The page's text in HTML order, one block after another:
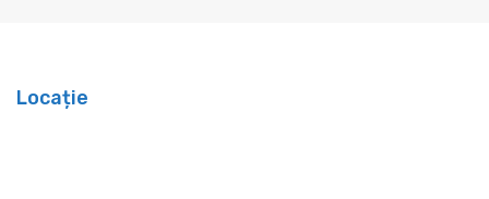
Locație